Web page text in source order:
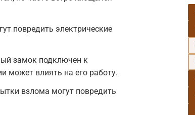
повредить электрические
замок подключен к
может влиять на его работу.
взлома могут повредить